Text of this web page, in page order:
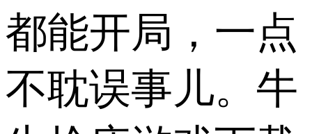
都能开局，一点
不耽误事儿。牛